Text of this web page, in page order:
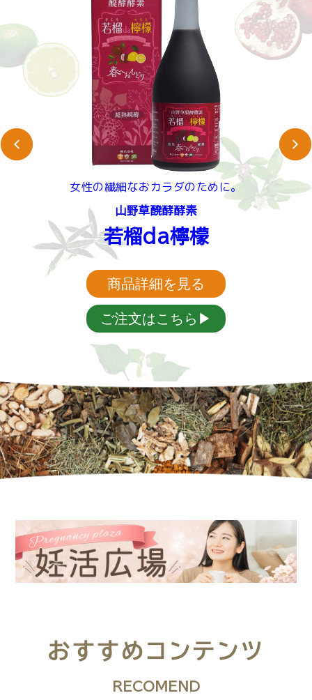
女性の繊細なおカラダのために。
山野草醗酵酵素
若榴da檸檬
商品詳細を見る
ご注文はこちら▶
おすすめコンテンツ
RECOMEND